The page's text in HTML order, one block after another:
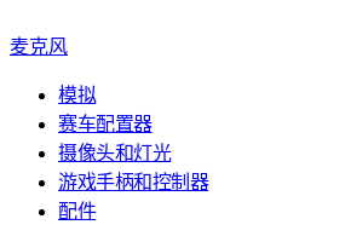
麦克风
模拟
赛车配置器
摄像头和灯光
游戏手柄和控制器
配件